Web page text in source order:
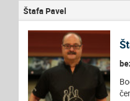
Štafa Pavel